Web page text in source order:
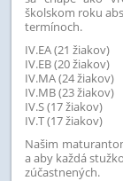
školskom roku
termínoch.
IV.EA (21
IV.EB (20
IV.MA (24
IV.MB (23
IV.S (17
IV.T (17
Našim
a aby každá
zúčastnených.